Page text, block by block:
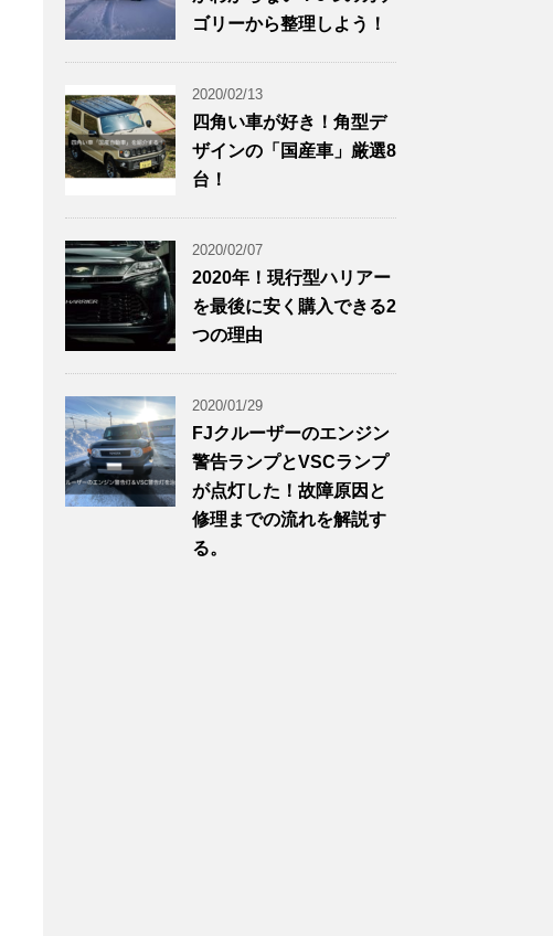
ゴリーから整理しよう！
2020/02/13
四角い車が好き！角型デ
ザインの「国産車」厳選8
台！
2020/02/07
2020年！現行型ハリアー
を最後に安く購入できる2
つの理由
2020/01/29
FJクルーザーのエンジン
警告ランプとVSCランプ
が点灯した！故障原因と
修理までの流れを解説す
る。